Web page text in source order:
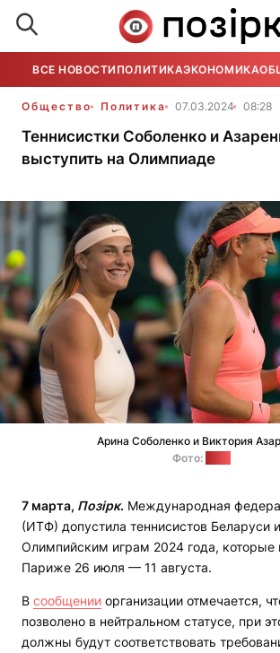
ВСЕ НОВОСТИ ПОЛИТИКАЭКОНОМИКА
Общество Политика 07.03.2024 08:28
Теннисистки Соболенко и
выступить на Олимпиаде
Арина Соболенко и Виктория
Фото:
7 марта, Позірк. Международная
(ИТФ) допустила теннисистов Беларуси
Олимпийским играм 2024 года, которые
Париже 26 июля — 11 августа.
В сообщении организации отмечается,
позволено в нейтральном статусе, при
должны будут соответствовать